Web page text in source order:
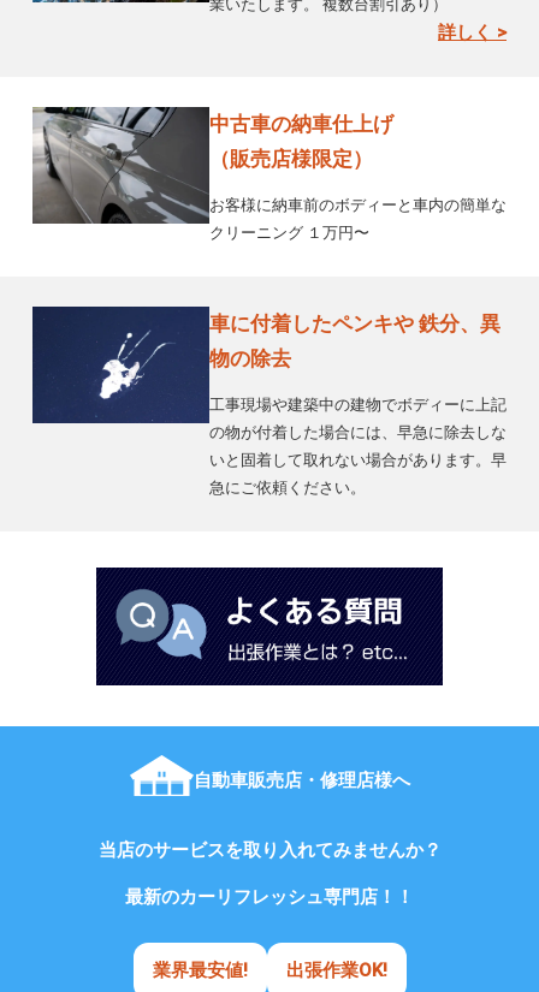
業いたします。 複数台割引あり）
詳しく >
中古車の納車仕上げ
（販売店様限定）
お客様に納車前のボディーと車内の簡単な
クリーニング １万円〜
車に付着したペンキや 鉄分、異
物の除去
工事現場や建築中の建物でボディーに上記
の物が付着した場合には、早急に除去しな
いと固着して取れない場合があります。早
急にご依頼ください。
自動車販売店・修理店様へ
当店のサービスを取り入れてみませんか？
最新のカーリフレッシュ専門店！！
業界最安値! 出張作業OK!